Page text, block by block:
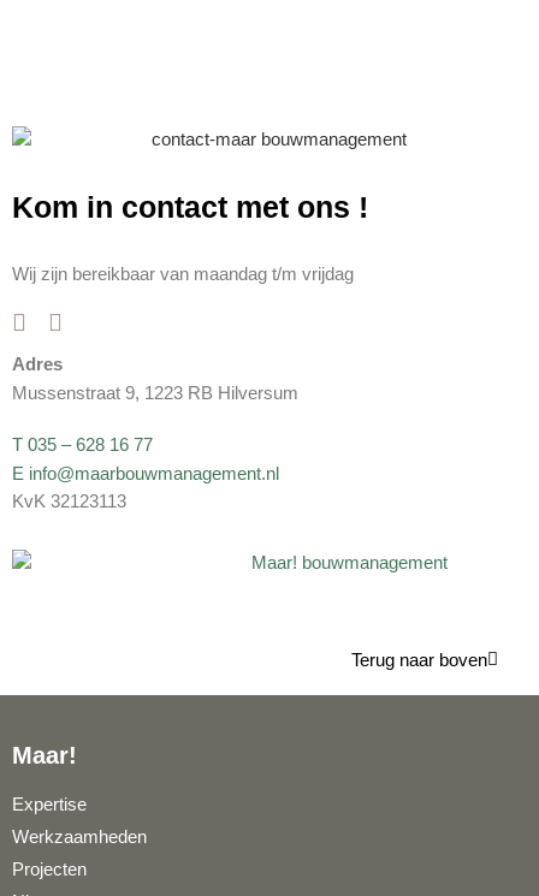
Kom in contact met ons !
Wij zijn bereikbaar van maandag t/m vrijdag
Adres
Mussenstraat 9, 1223 RB Hilversum
T 035 – 628 16 77
E info@maarbouwmanagement.nl
KvK 32123113
Terug naar boven
Maar!
Expertise
Werkzaamheden
Projecten